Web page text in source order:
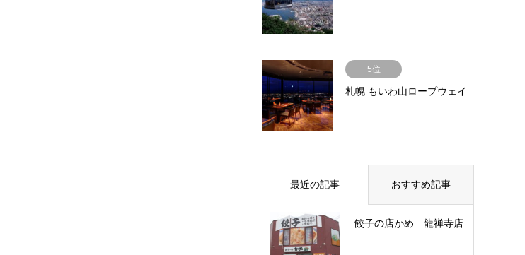
5位
札幌 もいわ山ロープウェイ
最近の記事 おすすめ記事
餃子の店かめ 龍禅寺店